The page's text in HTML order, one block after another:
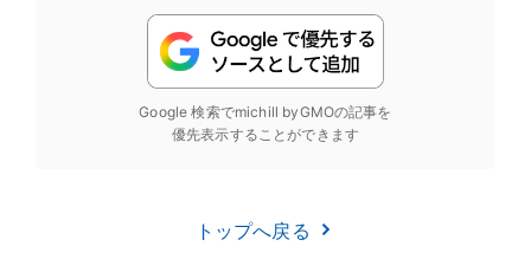
Google 検索でmichill byGMOの記事を
優先表示することができます
トップへ戻る